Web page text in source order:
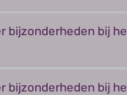
bijzonderheden bij
bijzonderheden bij